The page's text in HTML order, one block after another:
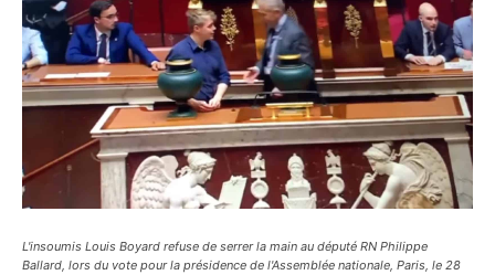
L'insoumis Louis Boyard refuse de serrer la main au député RN Philippe
Ballard, lors du vote pour la présidence de l'Assemblée nationale, Paris, le 28